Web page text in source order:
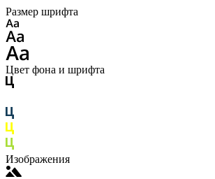
Размер шрифта
Цвет фона и шрифта
Изображения